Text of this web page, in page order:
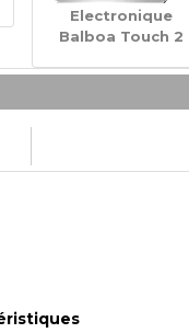
Electronique
Balboa Touch 2